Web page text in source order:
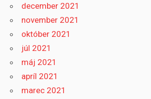
december 2021
november 2021
október 2021
júl 2021
máj 2021
apríl 2021
marec 2021